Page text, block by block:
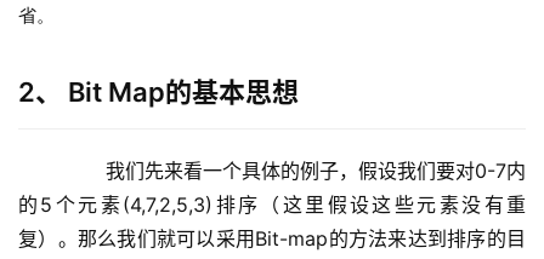
省。
2、 Bit Map的基本思想
我们先来看一个具体的例子，假设我们要对0-7内
的5个元素(4,7,2,5,3)排序（这里假设这些元素没有重
复）。那么我们就可以采用Bit-map的方法来达到排序的目